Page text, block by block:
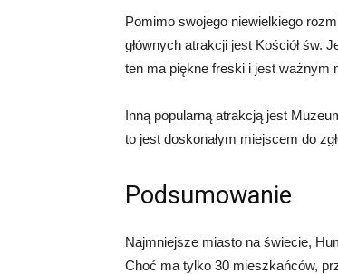
Pomimo swojego niewielkiego
głównych atrakcji jest Kościół św.
ten ma piękne freski i jest ważnym
Inną popularną atrakcją jest
to jest doskonałym miejscem do
Podsumowanie
Najmniejsze miasto na świecie,
Choć ma tylko 30 mieszkańców,